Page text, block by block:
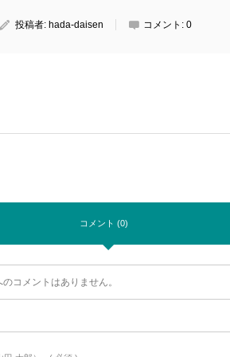
投稿者: hada-daisen コメント: 0
コメント (0)
コメントはありません。